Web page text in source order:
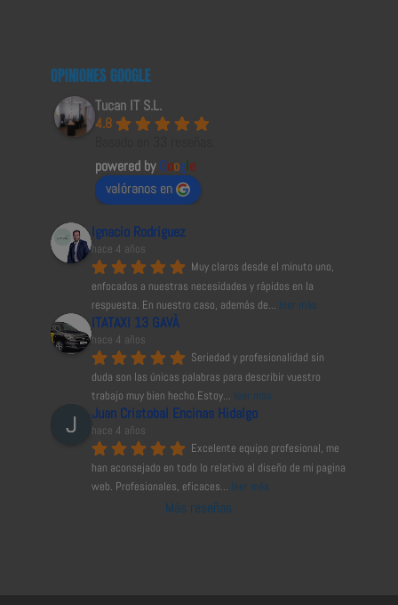
OPINIONES GOOGLE
Tucan IT S.L.
4.8
powered byGoogle
valóranos en
Ignacio Rodriguez
hace 4 años
Muy claros desde el minuto uno,
enfocados a nuestras necesidades y rápidos en la
respuesta. En nuestro caso, además de... leer más
ITATAXI 13 GAVÀ
hace 4 años
Seriedad y profesionalidad sin
duda son las únicas palabras para describir vuestro
trabajo muy bien hecho.Estoy... leer más
Juan Cristobal Encinas Hidalgo
hace 4 años
Excelente equipo profesional, me
han aconsejado en todo lo relativo al diseño de mi pagina
web. Profesionales, eficaces... leer más
Más reseñas